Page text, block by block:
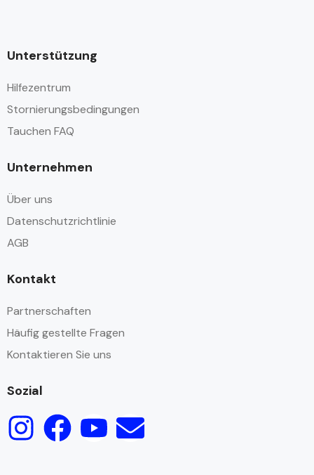
Unterstützung
Hilfezentrum
Stornierungsbedingungen
Tauchen FAQ
Unternehmen
Über uns
Datenschutzrichtlinie
AGB
Kontakt
Partnerschaften
Häufig gestellte Fragen
Kontaktieren Sie uns
Sozial